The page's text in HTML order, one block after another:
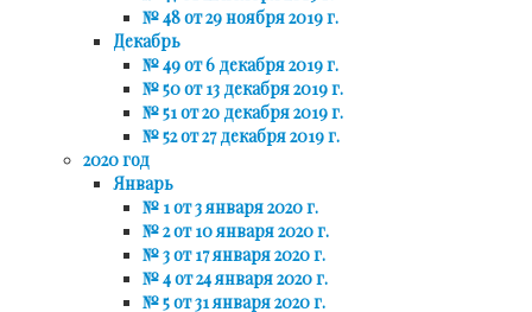
№ 48 от 29 ноября 2019 г.
Декабрь
№ 49 от 6 декабря 2019 г.
№ 50 от 13 декабря 2019 г.
№ 51 от 20 декабря 2019 г.
№ 52 от 27 декабря 2019 г.
2020 год
Январь
№ 1 от 3 января 2020 г.
№ 2 от 10 января 2020 г.
№ 3 от 17 января 2020 г.
№ 4 от 24 января 2020 г.
№ 5 от 31 января 2020 г.